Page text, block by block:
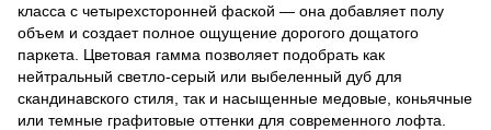
класса с четырехсторонней фаской — она добавляет полу
объем и создает полное ощущение дорогого дощатого
паркета. Цветовая гамма позволяет подобрать как
нейтральный светло-серый или выбеленный дуб для
скандинавского стиля, так и насыщенные медовые, коньячные
или темные графитовые оттенки для современного лофта.